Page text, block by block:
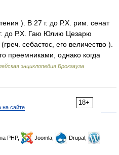
). В 27 г. до Р.Х. рим. сенат
до Р.Х. Гаю Юлию Цезарю
себастос, его величество ).
преемниками, однако когда
энциклопедия Брокгауза
18+
на сайте
PHP, Joomla,
Drupal,